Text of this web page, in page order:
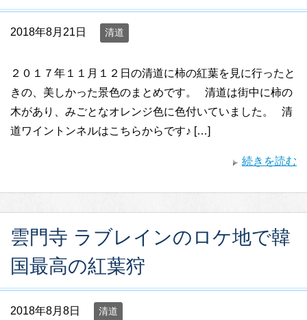
2018年8月21日 清道
２０１７年１１月１２日の清道に柿の紅葉を見に行ったと
きの、美しかった景色のまとめです。 清道は街中に柿の
木があり、みごとなオレンジ色に色付いていました。 清
道ワイントンネルはこちらからです♪ […]
続きを読む
雲門寺 ラブレインのロケ地で韓
国最高の紅葉狩
2018年8月8日 清道